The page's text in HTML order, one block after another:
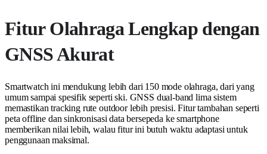
Fitur Olahraga Lengkap dengan
GNSS Akurat
Smartwatch ini mendukung lebih dari 150 mode olahraga, dari yang
umum sampai spesifik seperti ski. GNSS dual-band lima sistem
memastikan tracking rute outdoor lebih presisi. Fitur tambahan seperti
peta offline dan sinkronisasi data bersepeda ke smartphone
memberikan nilai lebih, walau fitur ini butuh waktu adaptasi untuk
penggunaan maksimal.